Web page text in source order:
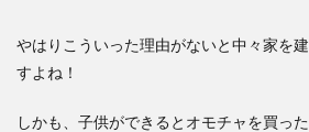
やはりこういった理由がないと中々家を
すよね！
しかも、子供ができるとオモチャを買っ